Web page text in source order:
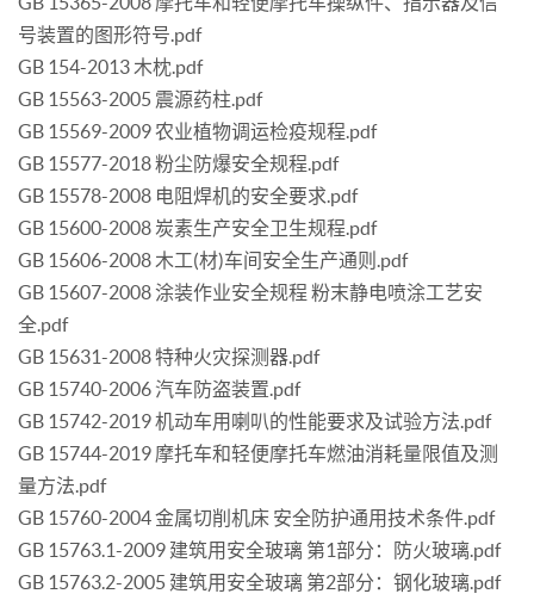
号装置的图形符号.pdf
GB 154-2013 木枕.pdf
GB 15563-2005 震源药柱.pdf
GB 15569-2009 农业植物调运检疫规程.pdf
GB 15577-2018 粉尘防爆安全规程.pdf
GB 15578-2008 电阻焊机的安全要求.pdf
GB 15600-2008 炭素生产安全卫生规程.pdf
GB 15606-2008 木工(材)车间安全生产通则.pdf
GB 15607-2008 涂装作业安全规程 粉末静电喷涂工艺安
全.pdf
GB 15631-2008 特种火灾探测器.pdf
GB 15740-2006 汽车防盗装置.pdf
GB 15742-2019 机动车用喇叭的性能要求及试验方法.pdf
GB 15744-2019 摩托车和轻便摩托车燃油消耗量限值及测
量方法.pdf
GB 15760-2004 金属切削机床 安全防护通用技术条件.pdf
GB 15763.1-2009 建筑用安全玻璃 第1部分：防火玻璃.pdf
GB 15763.2-2005 建筑用安全玻璃 第2部分：钢化玻璃.pdf